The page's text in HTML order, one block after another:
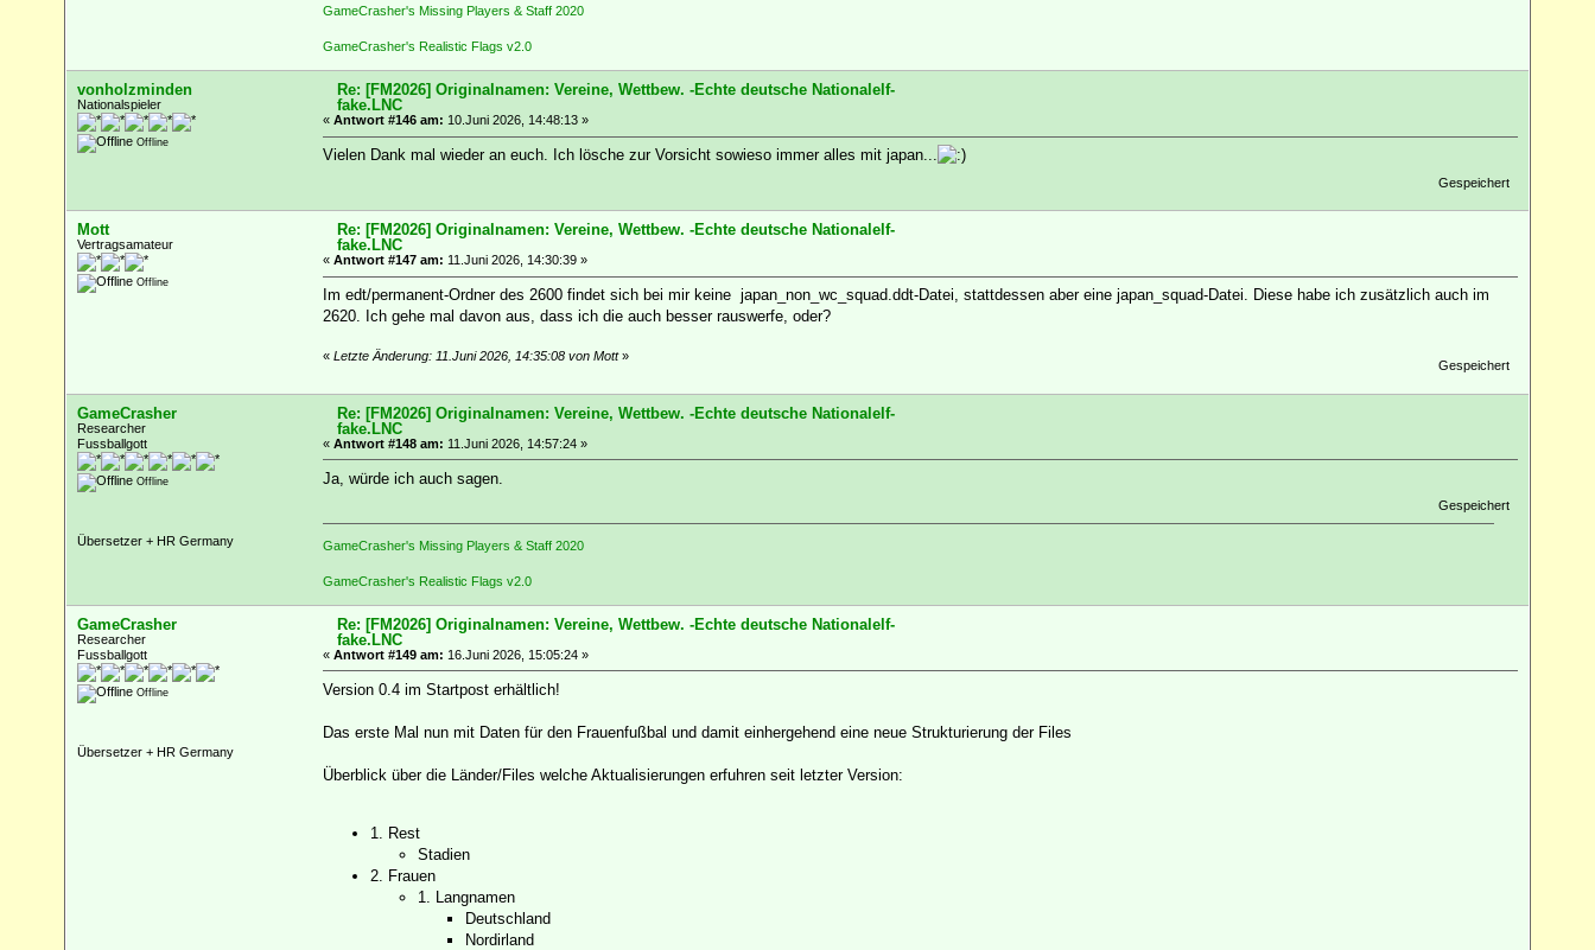
GameCrasher's Missing Players & Staff 2020
GameCrasher's Realistic Flags v2.0
vonholzminden
Nationalspieler
Offline
Re: [FM2026] Originalnamen: Vereine, Wettbew. -Echte deutsche Nationalelf-
fake.LNC
« Antwort #146 am: 10.Juni 2026, 14:48:13 »
Vielen Dank mal wieder an euch. Ich lösche zur Vorsicht sowieso immer alles mit japan...
Gespeichert
Mott
Vertragsamateur
Offline
Re: [FM2026] Originalnamen: Vereine, Wettbew. -Echte deutsche Nationalelf-
fake.LNC
« Antwort #147 am: 11.Juni 2026, 14:30:39 »
Im edt/permanent-Ordner des 2600 findet sich bei mir keine japan_non_wc_squad.ddt-Datei, stattdessen aber eine japan_squad-Datei. Diese habe ich zusätzlich auch im
2620. Ich gehe mal davon aus, dass ich die auch besser rauswerfe, oder?
« Letzte Änderung: 11.Juni 2026, 14:35:08 von Mott»
Gespeichert
GameCrasher
Researcher
Fussballgott
Offline
Übersetzer + HR Germany
Re: [FM2026] Originalnamen: Vereine, Wettbew. -Echte deutsche Nationalelf-
fake.LNC
« Antwort #148 am: 11.Juni 2026, 14:57:24 »
Ja, würde ich auch sagen.
Gespeichert
GameCrasher's Missing Players & Staff 2020
GameCrasher's Realistic Flags v2.0
GameCrasher
Researcher
Fussballgott
Offline
Übersetzer + HR Germany
Re: [FM2026] Originalnamen: Vereine, Wettbew. -Echte deutsche Nationalelf-
fake.LNC
« Antwort #149 am: 16.Juni 2026, 15:05:24 »
Version 0.4 im Startpost erhältlich!
Das erste Mal nun mit Daten für den Frauenfußbal und damit einhergehend eine neue Strukturierung der Files
Überblick über die Länder/Files welche Aktualisierungen erfuhren seit letzter Version:
1. Rest
Stadien
2. Frauen
1. Langnamen
Deutschland
Nordirland